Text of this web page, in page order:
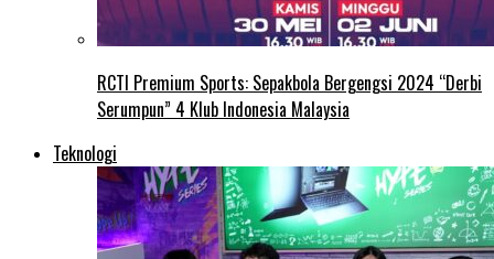
RCTI Premium Sports: Sepakbola Bergengsi 2024 “Derbi
Serumpun” 4 Klub Indonesia Malaysia
Teknologi